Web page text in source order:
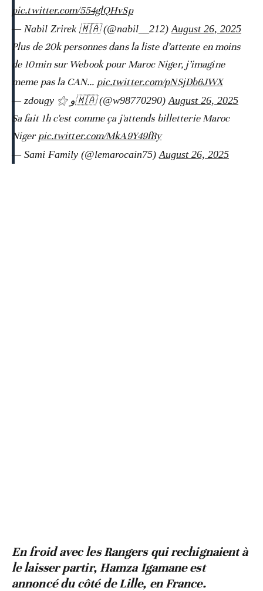
pic.twitter.com/554glQHvSp
— Nabil Zrirek 🇲🇦 (@nabil__212)August 26, 2025
Plus de 20k personnes dans la liste d’attente en moins
de 10min sur Webook pour Maroc Niger, j’imagine
meme pas la CAN… pic.twitter.com/pNSjDb6JWX
— zdougy ⚝ و🇲🇦 (@w98770290)August 26, 2025
Sa fait 1h c'est comme ça j'attends billetterie Maroc
Nigerpic.twitter.com/MkA9Y49fRy
— Sami Family (@lemarocain75)August 26, 2025
En froid avec les Rangers qui rechignaient à
le laisser partir, Hamza Igamane est
annoncé du côté de Lille, en France.